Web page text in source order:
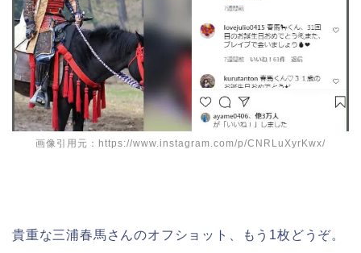
画像引用元：https://www.instagram.com/p/CNRLuXyrKwx/
貴重な三浦春馬さんのオフショット、もう1枚どうぞ。